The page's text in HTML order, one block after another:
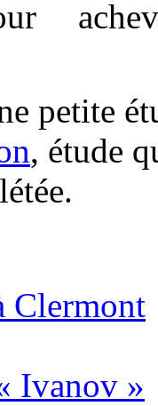
petite
, étude
Clermont
Ivanov »